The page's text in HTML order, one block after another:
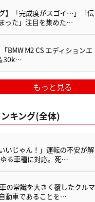
】「完成度がスゴイ…」「伝
った」注目を集めた…
BMW M2 CS エディションエ
30k…
もっと見る
キング(全体)
いじゃん！」運転の不安が解
る車種に対応。死…
の常識を大きく覆したクルマ
動車であることを…